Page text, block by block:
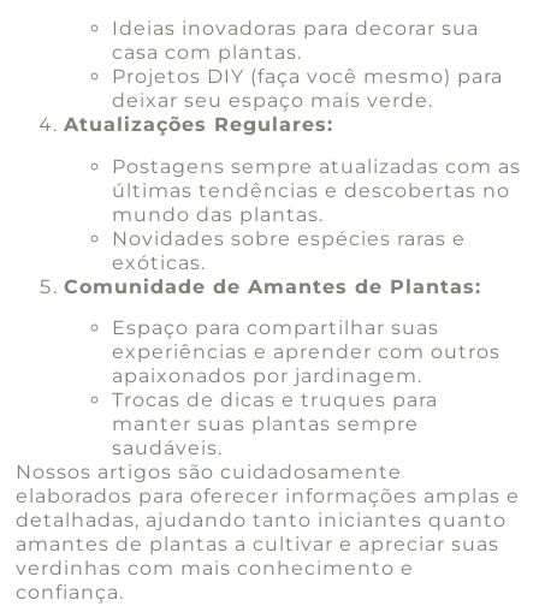
Ideias inovadoras para decorar sua
casa com plantas.
Projetos DIY (faça você mesmo) para
deixar seu espaço mais verde.
Atualizações Regulares:
Postagens sempre atualizadas com as
últimas tendências e descobertas no
mundo das plantas.
Novidades sobre espécies raras e
exóticas.
Comunidade de Amantes de Plantas:
Espaço para compartilhar suas
experiências e aprender com outros
apaixonados por jardinagem.
Trocas de dicas e truques para
manter suas plantas sempre
saudáveis.
Nossos artigos são cuidadosamente
elaborados para oferecer informações amplas e
detalhadas, ajudando tanto iniciantes quanto
amantes de plantas a cultivar e apreciar suas
verdinhas com mais conhecimento e
confiança.